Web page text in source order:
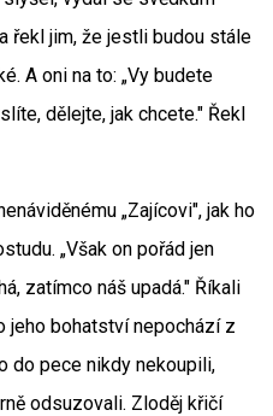
řekl jim, že jestli budou stále
A oni na to: „Vy budete
dělejte, jak chcete." Řekl
„Zajícovi", jak ho
„Však on pořád jen
zatímco náš upadá." Říkali
jeho bohatství nepochází z
do pece nikdy nekoupili,
odsuzovali. Zloděj křičí